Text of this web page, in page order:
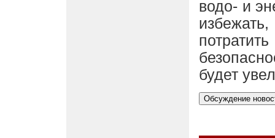
водо- и
будет